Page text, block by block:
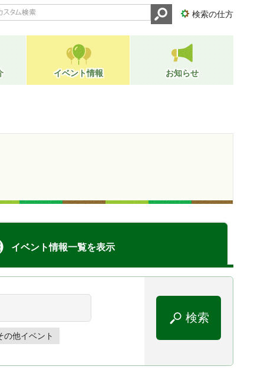
検索の仕方
イベント情報 お知らせ
イベント情報一覧を表示
の他イベント